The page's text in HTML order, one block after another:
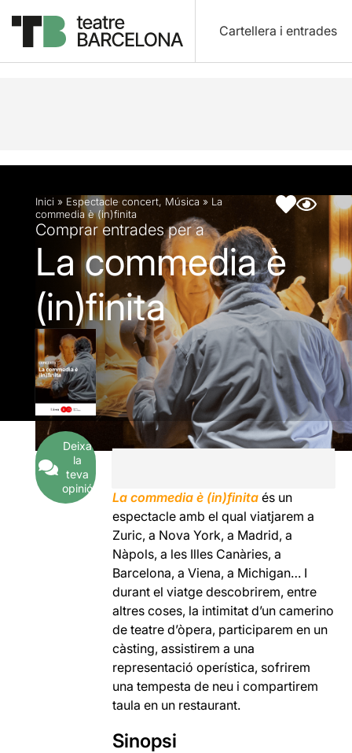
Cartellera i entrades
Descripció Fitxa artística Fotos i vídeos
Inici » Espectacle concert, Música » La
commedia è (in)finita
Comprar entrades per a
La commedia è
(in)finita
Deixa
la
teva
opinió
La commedia è (in)finita és un
espectacle amb el qual viatjarem a
Zuric, a Nova York, a Madrid, a
Nàpols, a les Illes Canàries, a
Barcelona, a Viena, a Michigan… I
durant el viatge descobrirem, entre
altres coses, la intimitat d’un camerino
de teatre d’òpera, participarem en un
càsting, assistirem a una
representació operística, sofrirem
una tempesta de neu i compartirem
taula en un restaurant.
Sinopsi